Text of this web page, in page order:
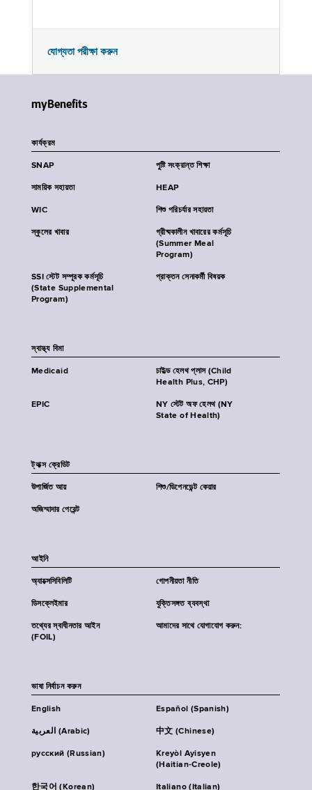
যোগ্যতা পরীক্ষা করুন
myBenefits
কার্যক্রম
SNAP পুষ্টি সংক্রান্ত শিক্ষা
সাময়িক সহায়তা HEAP
WIC শিশু পরিচর্যার সহায়তা
স্কুলের খাবার
গ্রীষ্মকালীন খাবারের কর্মসূচি
(Summer Meal
Program)
SSI স্টেট সম্পূরক কর্মসূচি
(State Supplemental
Program)
প্রাক্তন সেনাকর্মী বিষয়ক
স্বাস্থ্য বিমা
Medicaid
চাইল্ড হেলথ প্লাস (Child
Health Plus, CHP)
EPIC
NY স্টেট অফ হেলথ (NY
State of Health)
ট্যাক্স ক্রেডিট
উপার্জিত আয় শিশু/ডিপেনডেন্ট কেয়ার
অজিম্মাদার পেরেন্ট
আইনি
অ্যাক্সেসিবিলিটি গোপনীয়তা নীতি
ডিসক্লেইমার যুক্তিসঙ্গত ব্যবস্থা
তথ্যের স্বাধীনতার আইন
(FOIL)
আমাদের সাথে যোগাযোগ করুন:
ভাষা নির্বাচন করুন
English Español (Spanish)
العربية (Arabic) 中文 (Chinese)
русский (Russian)
Kreyòl Ayisyen
(Haitian-Creole)
한국어 (Korean) Italiano (Italian)